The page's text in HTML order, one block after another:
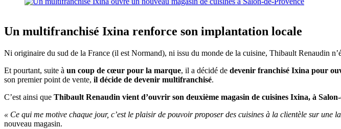
Un multifranchisé Ixina renforce son implantation locale
Ni originaire du sud de la France (il est Normand), ni issu du monde de la cuisine, Thibault Renaudin
Et pourtant, suite à un coup de cœur pour la marque, il a décidé de devenir franchisé Ixina pour
son premier point de vente, il décide de devenir multifranchisé.
C’est ainsi que Thibault Renaudin vient d’ouvrir son deuxième magasin de cuisines Ixina, à
« Ce qui me motive chaque jour, c’est le plaisir de pouvoir proposer des cuisines à la clientèle sur une
nouveau magasin.